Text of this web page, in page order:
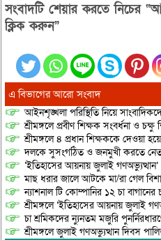
সংবাদটি শেয়ার করতে নিচের
ক্লিক করুন”
এ বিভাগের আরো সংবাদ
আইনশৃঙ্খলা পরিস্থিতি নিয়ে
শ্রীমঙ্গলে প্রবীণ শিক্ষক সংবর্ধনা ও চক্ষু
শ্রীমঙ্গলে ৪ প্রধান শিক্ষককে দেওয়া
দলকে সুসংগঠিত ও জনমুখী করতে
‘ইতিহাসের আয়নায় জুলাই
মাছ ধরার জালে আটকে মা/রা গেল
ন্যাশনাল টি কোম্পানির ১২ চা বাগানের
শ্রীমঙ্গলে ‘ইতিহাসের আয়নায় জুলাই
চা শ্রমিকদের ন্যুনতম মজুরি
শ্রীমঙ্গলে জুলাই গণঅভ্যুত্থান দিবস